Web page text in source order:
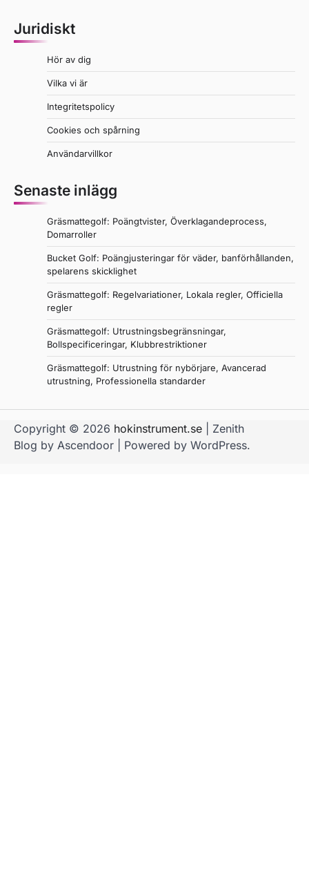
Juridiskt
Hör av dig
Vilka vi är
Integritetspolicy
Cookies och spårning
Användarvillkor
Senaste inlägg
Gräsmattegolf: Poängtvister, Överklagandeprocess,
Domarroller
Bucket Golf: Poängjusteringar för väder, banförhållanden,
spelarens skicklighet
Gräsmattegolf: Regelvariationer, Lokala regler, Officiella
regler
Gräsmattegolf: Utrustningsbegränsningar,
Bollspecificeringar, Klubbrestriktioner
Gräsmattegolf: Utrustning för nybörjare, Avancerad
utrustning, Professionella standarder
Copyright © 2026 hokinstrument.se | Zenith
Blog by Ascendoor | Powered by WordPress.